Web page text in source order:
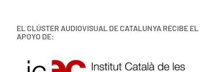
EL CLÚSTER AUDIOVISUAL DE CATALUNYA RECIBE EL
APOYO DE: